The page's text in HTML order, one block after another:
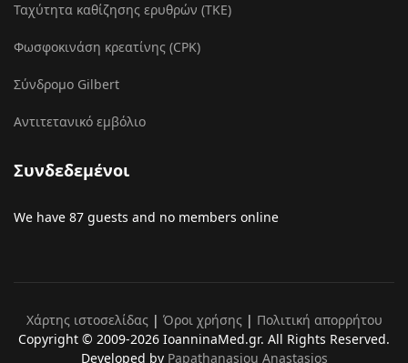
Ταχύτητα καθίζησης ερυθρών (ΤΚΕ)
Φωσφοκινάση κρεατίνης (CPK)
Σύνδρομο Gilbert
Αντιτετανικό εμβόλιο
Συνδεδεμένοι
We have 87 guests and no members online
Χάρτης ιστοσελίδας| Όροι χρήσης| Πολιτική απορρήτου
Copyright © 2009-2026 IoanninaMed.gr. All Rights Reserved.
Developed by Papathanasiou Anastasios